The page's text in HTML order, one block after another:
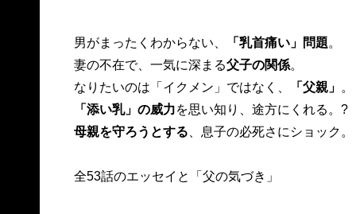
男がまったくわからない、 「乳首痛い」問題。
妻の不在で、一気に深まる父子の関係。
なりたいのは「イクメン」ではなく、
「父親」 。
「添い乳」の威力を思い知り、途方にくれる。?
母親を守ろうとする 、息子の必死さにショック。
全53話のエッセイと「父の気づき」